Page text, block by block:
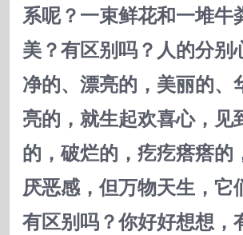
系呢？一束鲜花和一堆牛
美？有区别吗？人的分别
净的、漂亮的，美丽的、
亮的，就生起欢喜心，见
的，破烂的，疙疙瘩瘩的
厌恶感，但万物天生，它
有区别吗？你好好想想，